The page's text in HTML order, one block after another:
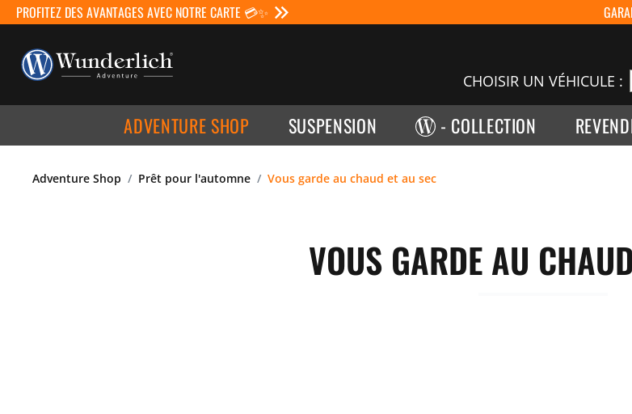
PROFITEZ DES AVANTAGES AVEC NOTRE CARTE 💳✨
CHOISIR UN VÉHICULE :
ADVENTURE SHOP SUSPENSION - COLLECTION
Adventure Shop Prêt pour l'automne Vous garde au chaud et au sec
VOUS GARDE AU